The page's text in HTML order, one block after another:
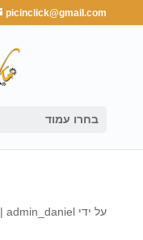
picinclick@gmail.com
בחרו עמוד
על ידי admin_daniel
|